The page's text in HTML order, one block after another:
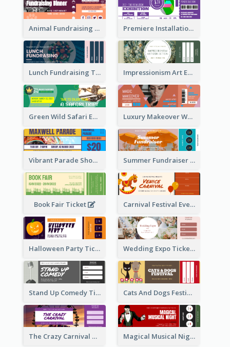
Animal Fundraising Ticket Show Ticket Premiere Installation Exhibition Ticket
Lunch Fundraising Ticket Impressionism Art Exhibition Ticket
Green Wild Safari Entry Ticket Design Idea Luxury Makeover Workshop Ticket Design
Vibrant Parade Show Ticket Design Summer Fundraiser Event Ticket
Book Fair Ticket Carnival Festival Event Ticket
Halloween Party Ticket Wedding Expo Ticket
Stand Up Comedy Ticket Cats And Dogs Festival Ticket
The Crazy Carnival Ticket Magical Musical Night Ticket